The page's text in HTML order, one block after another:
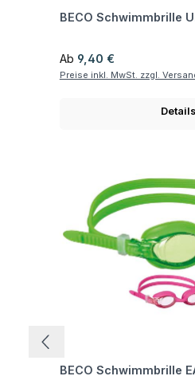
BECO Schwimmbrille
Regulärer Preis:
Ab 9,40 €
Preise inkl. MwSt. zzgl.
Details
BECO Schwimmbrille